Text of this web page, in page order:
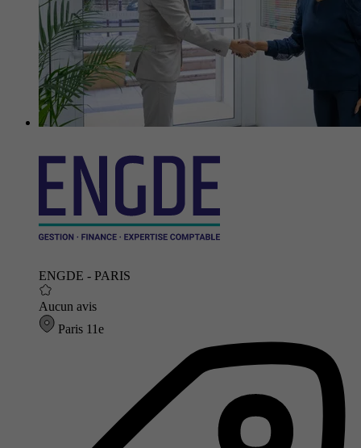
ENGDE - PARIS
Aucun avis
Paris 11e